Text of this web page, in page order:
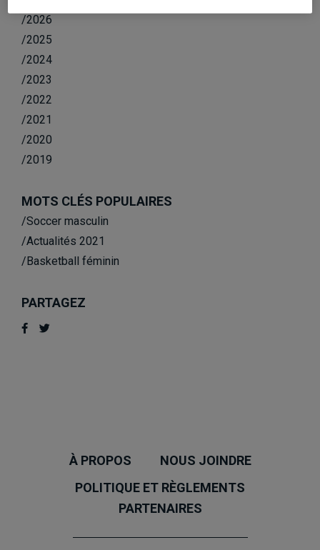
/2026
/2025
/2024
/2023
/2022
/2021
/2020
/2019
MOTS CLÉS POPULAIRES
/Soccer masculin
/Actualités 2021
/Basketball féminin
PARTAGEZ
À PROPOS
NOUS JOINDRE
POLITIQUE ET RÈGLEMENTS
PARTENAIRES